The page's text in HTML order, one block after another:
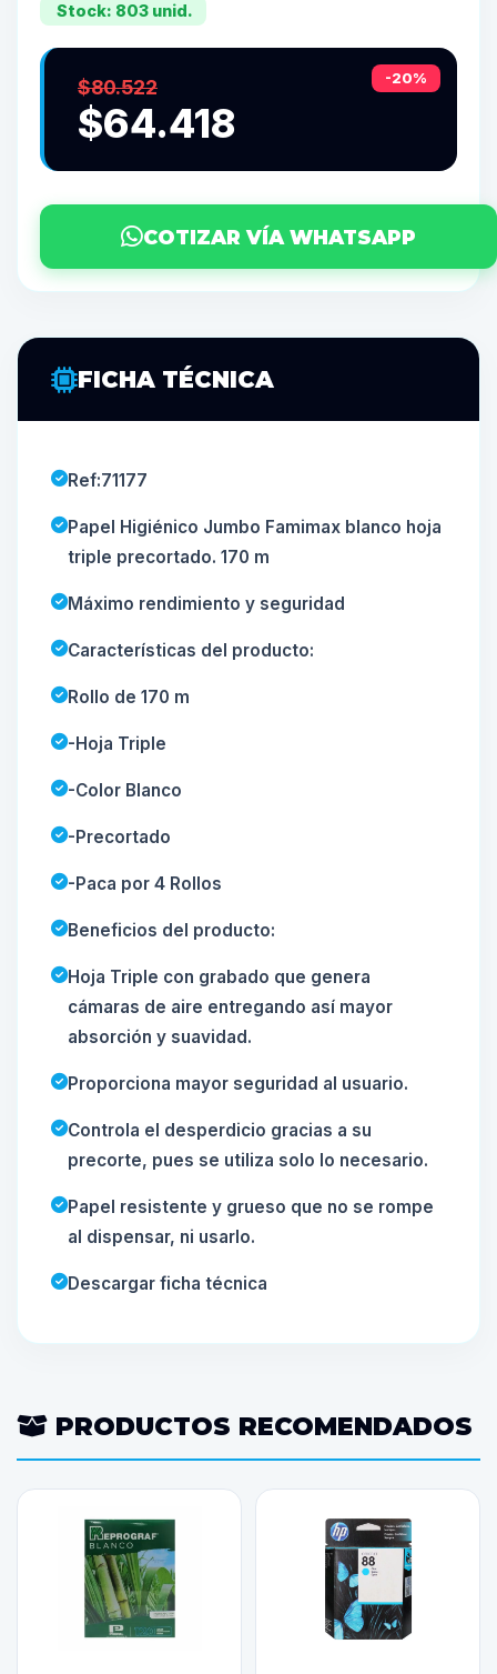
Stock: 803 unid.
-20%
$80.522
$64.418
COTIZAR VÍA WHATSAPP
FICHA TÉCNICA
Ref:71177
Papel Higiénico Jumbo Famimax blanco hoja
triple precortado. 170 m
Máximo rendimiento y seguridad
Características del producto:
Rollo de 170 m
-Hoja Triple
-Color Blanco
-Precortado
-Paca por 4 Rollos
Beneficios del producto:
Hoja Triple con grabado que genera
cámaras de aire entregando así mayor
absorción y suavidad.
Proporciona mayor seguridad al usuario.
Controla el desperdicio gracias a su
precorte, pues se utiliza solo lo necesario.
Papel resistente y grueso que no se rompe
al dispensar, ni usarlo.
Descargar ficha técnica
PRODUCTOS RECOMENDADOS